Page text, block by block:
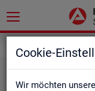
Cookie-
Wir möchten